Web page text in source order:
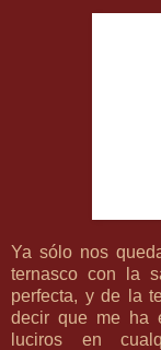
Ya sólo nos
ternasco con la
perfecta, y de la
decir que me ha
luciros en